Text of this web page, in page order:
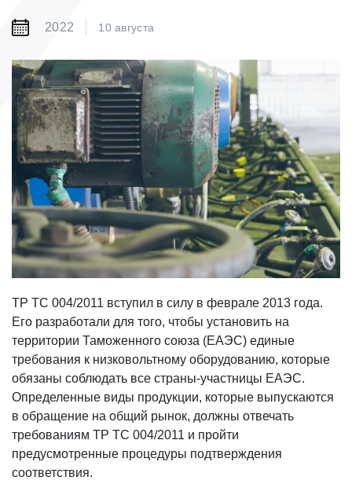
2022 10 августа
ТР ТС 004/2011 вступил в силу в феврале 2013 года.
Его разработали для того, чтобы установить на
территории Таможенного союза (ЕАЭС) единые
требования к низковольтному оборудованию, которые
обязаны соблюдать все страны-участницы ЕАЭС.
Определенные виды продукции, которые выпускаются
в обращение на общий рынок, должны отвечать
требованиям ТР ТС 004/2011 и пройти
предусмотренные процедуры подтверждения
соответствия.